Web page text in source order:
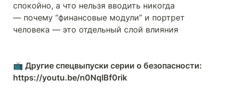
спокойно, а что нельзя вводить никогда
— почему “финансовые модули” и портрет
человека — это отдельный слой влияния
📺 Другие спецвыпуски серии о безопасности: